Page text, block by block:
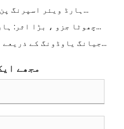
اختتام کیپس کو ترجیحی
ہارڈ ویئر اسپرنگ
چھوٹا جزو ، بڑا اثر:
کاریگری کے ذریعہ
جیانگ یاوڈونگ کے
نظاموں کو حتمی نرمی
مجھے